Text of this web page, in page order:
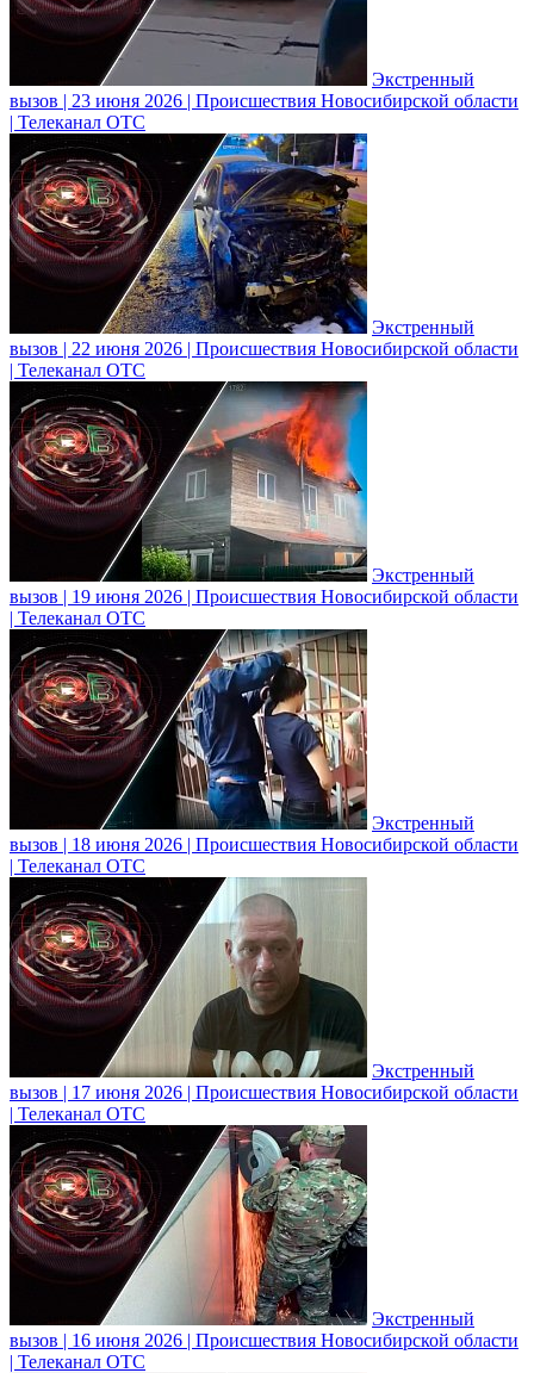
Экстренный
вызов | 23 июня 2026 | Происшествия Новосибирской области
| Телеканал ОТС
Экстренный
вызов | 22 июня 2026 | Происшествия Новосибирской области
| Телеканал ОТС
Экстренный
вызов | 19 июня 2026 | Происшествия Новосибирской области
| Телеканал ОТС
Экстренный
вызов | 18 июня 2026 | Происшествия Новосибирской области
| Телеканал ОТС
Экстренный
вызов | 17 июня 2026 | Происшествия Новосибирской области
| Телеканал ОТС
Экстренный
вызов | 16 июня 2026 | Происшествия Новосибирской области
| Телеканал ОТС